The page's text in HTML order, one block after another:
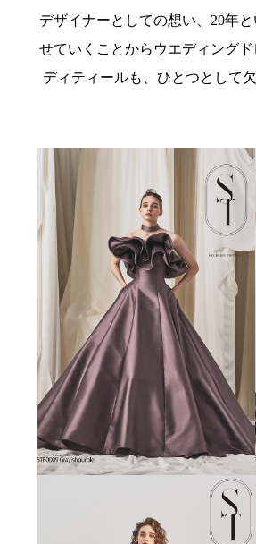
デザイナーとしての想い、20年
せていくことからウエディング
ディティールも、ひとつとして